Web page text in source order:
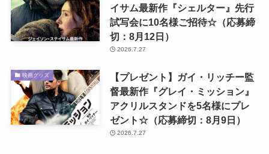
イサム最新作『シェルター』先行
試写会に10名様ご招待☆（応募締
切：8月12日）
2026.7.27
映画グッズ
【プレゼント】ガイ・リッチー監
督最新作『グレイ・ミッション』
アクリルスタンドを5名様にプレ
ゼント☆（応募締切：8月9日）
2026.7.27